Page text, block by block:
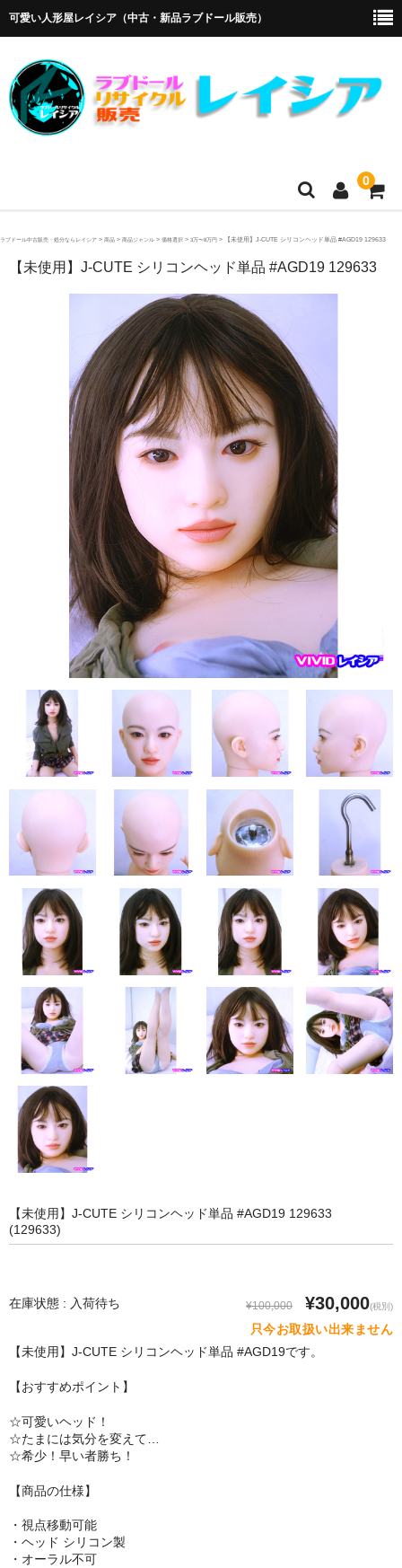
可愛い人形屋レイシア（中古・新品ラブドール販売）
0
ホーム
メーカー・販売代理店
アルテトキオ
フレンド技研（ミクロメイド）
人造人RZR DOLL
Sanhui Doll
Sino DOLL
XYcolo Doll
WM DOLL
CAT DOLL
KISS DOLL
DOLLHOUSE168
JY DOLL
DOLL4EVER
アップルトレーディングカンパニー
KUMA STORE
ベルドール東京
ラモンドール
パーフェクトボディ
AXB DOLL
NF DOLL
SM Doll
Rabudoll
qmmy
Banidoll
ラブドール中古販売・処分ならレイシア > 商品 > 商品ジャンル > 価格選択 > 3万〜8万円 > 【未使用】J-CUTE シリコンヘッド単品 #AGD19 129633
【未使用】J-CUTE シリコンヘッド単品 #AGD19 129633
【未使用】J-CUTE シリコンヘッド単品 #AGD19 129633
(129633)
在庫状態 : 入荷待ち ¥100,000 ¥30,000(税別)
只今お取扱い出来ません
【未使用】J-CUTE シリコンヘッド単品 #AGD19です。
【おすすめポイント】
☆可愛いヘッド！
☆たまには気分を変えて…
☆希少！早い者勝ち！
【商品の仕様】
・視点移動可能
・ヘッド シリコン製
・オーラル不可